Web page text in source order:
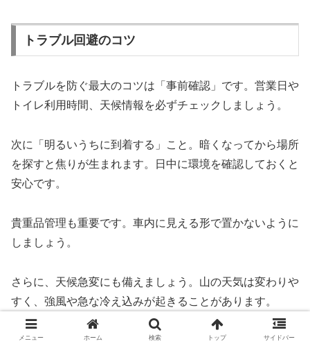
トラブル回避のコツ
トラブルを防ぐ最大のコツは「事前確認」です。営業日や
トイレ利用時間、天候情報を必ずチェックしましょう。
次に「明るいうちに到着する」こと。暗くなってから場所
を探すと焦りが生まれます。日中に環境を確認しておくと
安心です。
貴重品管理も重要です。車内に見える形で置かないように
しましょう。
さらに、天候急変にも備えましょう。山の天気は変わりや
すく、強風や急な冷え込みが起きることがあります。
余裕を持った計画こそが、最大の安全対策です。
メニュー ホーム 検索 トップ サイドバー